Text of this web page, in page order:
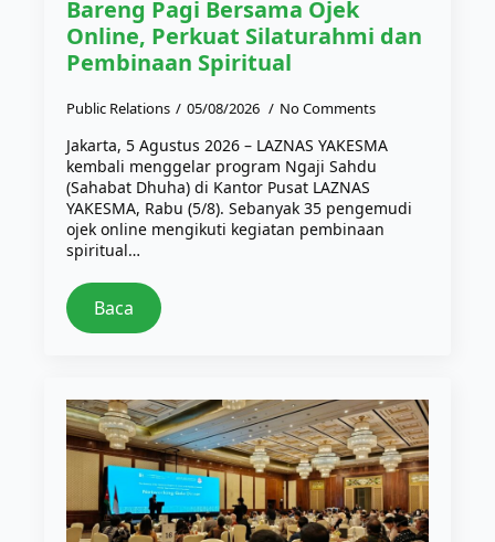
Bareng Pagi Bersama Ojek
Online, Perkuat Silaturahmi dan
Pembinaan Spiritual
Public Relations 05/08/2026 No Comments
Jakarta, 5 Agustus 2026 – LAZNAS YAKESMA
kembali menggelar program Ngaji Sahdu
(Sahabat Dhuha) di Kantor Pusat LAZNAS
YAKESMA, Rabu (5/8). Sebanyak 35 pengemudi
ojek online mengikuti kegiatan pembinaan
spiritual…
Baca